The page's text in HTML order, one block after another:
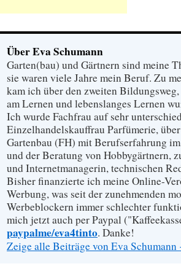
Über Eva Schumann
Garten(bau) und Gärtnern sind meine
sie waren viele Jahre mein Beruf. Zu
kam ich über den zweiten
am Lernen und lebenslanges Lernen
Ich wurde Fachfrau auf sehr
Einzelhandelskauffrau Parfümerie,
Gartenbau (FH) mit Berufserfahrung
und der Beratung von Hobbygärtnern,
und Internetmanagerin, technischen
Bisher finanzierte ich meine Online-
Werbung, was seit der zunehmenden
Werbeblockern immer schlechter
mich jetzt auch per Paypal
paypalme/eva4tinto. Danke!
Zeige alle Beiträge von Eva Schumann